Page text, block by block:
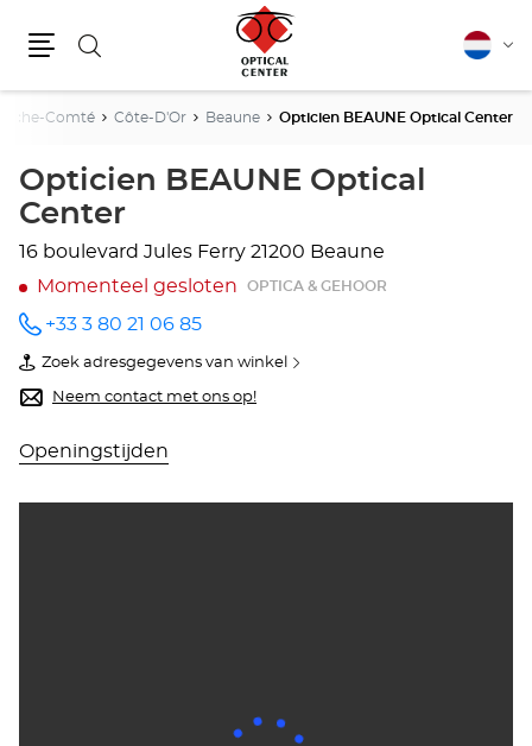
Zoeken
Comté Côte-D'Or Beaune Opticien BEAUNE Optical Center
Opticien BEAUNE Optical
Center
16 boulevard Jules Ferry 21200 Beaune
Momenteel gesloten
OPTICA & GEHOOR
telefoonnummer
+33 3 80 21 06 85
Zoek adresgegevens van winkel
van
Opticien
BEAUNE
Center
Neem contact met ons op!
Openingstijden